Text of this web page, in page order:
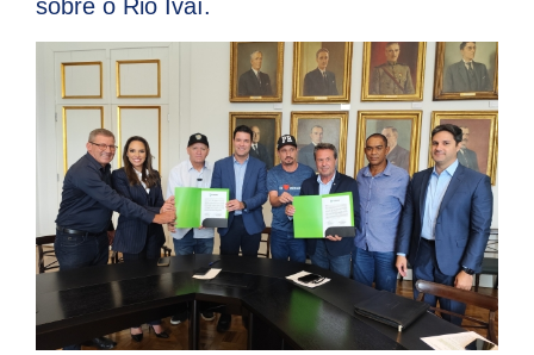
sobre o Rio Ivaí.